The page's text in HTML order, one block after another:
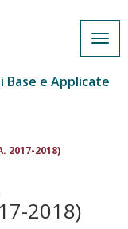
Base e Applicate
2017-2018)
2018)